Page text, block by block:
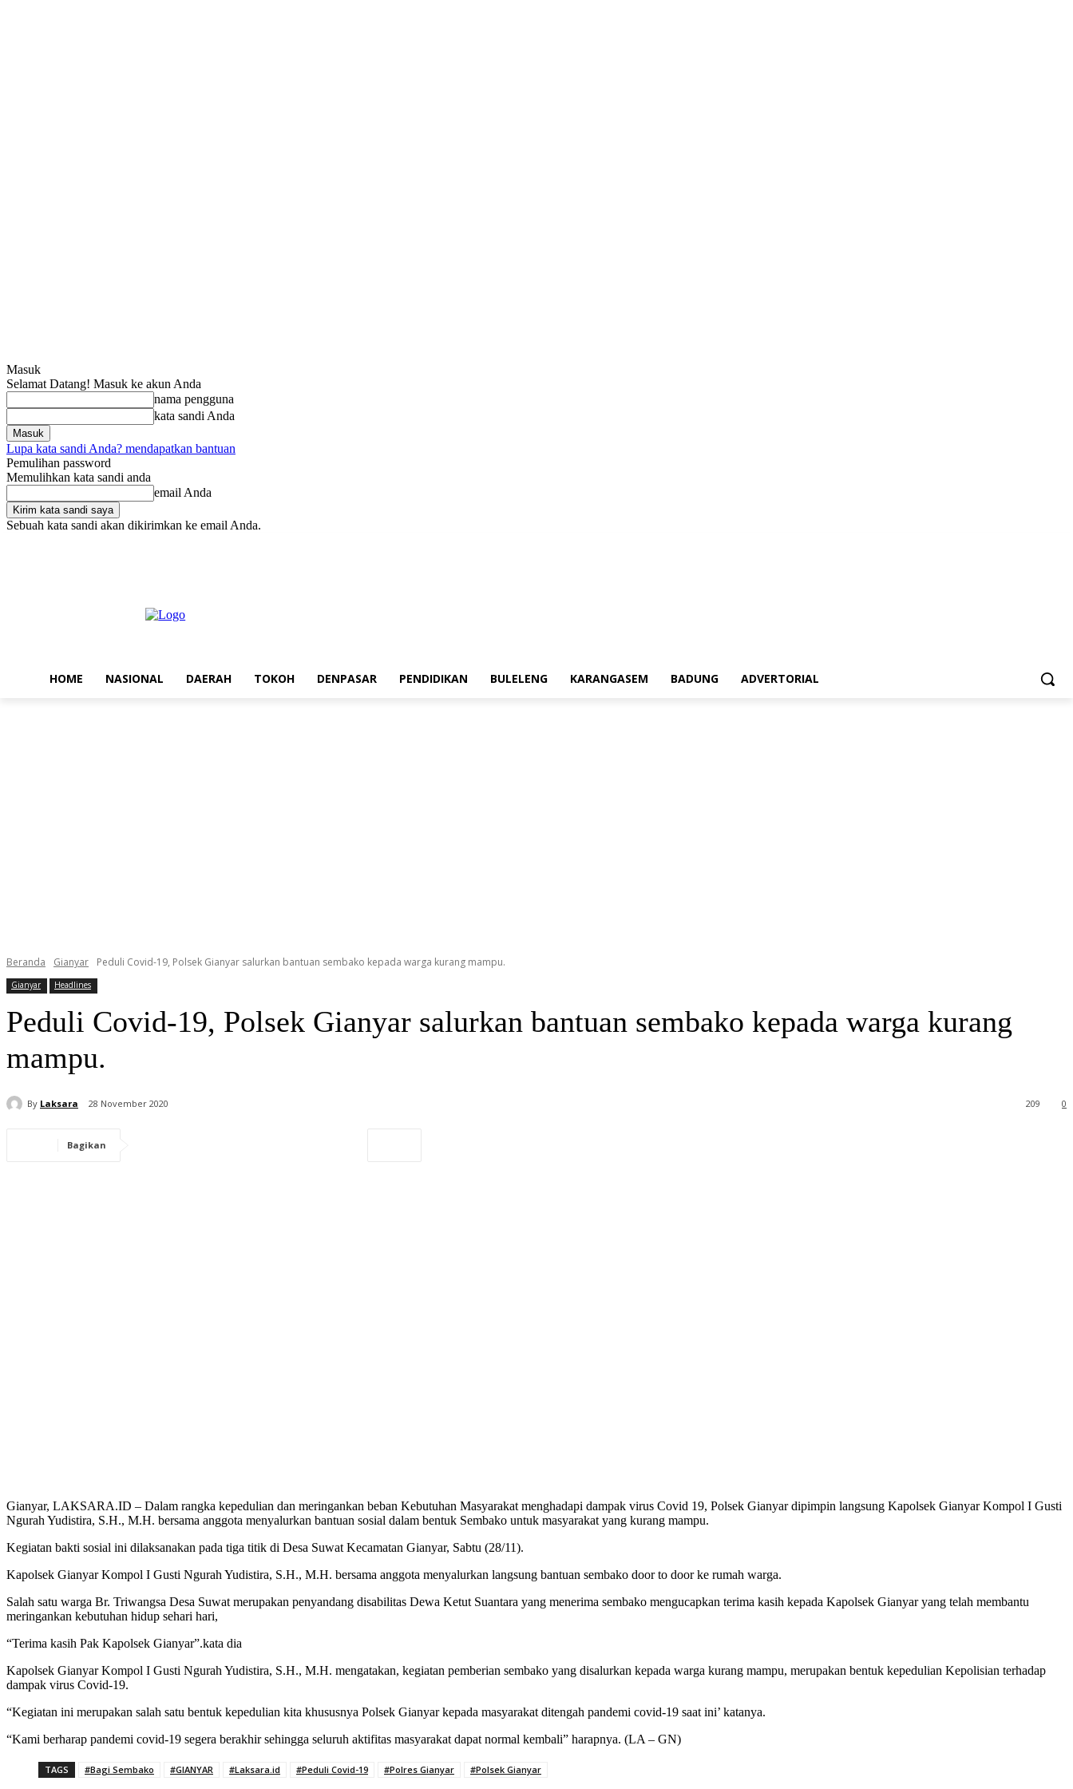
Masuk
Selamat Datang! Masuk ke akun Anda
nama pengguna
kata sandi Anda
Lupa kata sandi Anda? mendapatkan bantuan
Pemulihan password
Memulihkan kata sandi anda
email Anda
Sebuah kata sandi akan dikirimkan ke email Anda.
HOME NASIONAL DAERAH TOKOH DENPASAR PENDIDIKAN BULELENG KARANGASEM BADUNG ADVERTORIAL
Beranda Gianyar Peduli Covid-19, Polsek Gianyar salurkan bantuan sembako kepada warga kurang mampu.
Gianyar Headlines
Peduli Covid-19, Polsek Gianyar salurkan bantuan sembako kepada warga kurang
mampu.
By Laksara 28 November 2020 0
209
Bagikan
Gianyar, LAKSARA.ID – Dalam rangka kepedulian dan meringankan beban Kebutuhan Masyarakat menghadapi dampak virus Covid 19, Polsek Gianyar dipimpin langsung Kapolsek Gianyar Kompol I Gusti
Ngurah Yudistira, S.H., M.H. bersama anggota menyalurkan bantuan sosial dalam bentuk Sembako untuk masyarakat yang kurang mampu.
Kegiatan bakti sosial ini dilaksanakan pada tiga titik di Desa Suwat Kecamatan Gianyar, Sabtu (28/11).
Kapolsek Gianyar Kompol I Gusti Ngurah Yudistira, S.H., M.H. bersama anggota menyalurkan langsung bantuan sembako door to door ke rumah warga.
Salah satu warga Br. Triwangsa Desa Suwat merupakan penyandang disabilitas Dewa Ketut Suantara yang menerima sembako mengucapkan terima kasih kepada Kapolsek Gianyar yang telah membantu
meringankan kebutuhan hidup sehari hari,
“Terima kasih Pak Kapolsek Gianyar”.kata dia
Kapolsek Gianyar Kompol I Gusti Ngurah Yudistira, S.H., M.H. mengatakan, kegiatan pemberian sembako yang disalurkan kepada warga kurang mampu, merupakan bentuk kepedulian Kepolisian terhadap
dampak virus Covid-19.
“Kegiatan ini merupakan salah satu bentuk kepedulian kita khususnya Polsek Gianyar kepada masyarakat ditengah pandemi covid-19 saat ini’ katanya.
“Kami berharap pandemi covid-19 segera berakhir sehingga seluruh aktifitas masyarakat dapat normal kembali” harapnya. (LA – GN)
TAGS #Bagi Sembako #GIANYAR #Laksara.id #Peduli Covid-19 #Polres Gianyar #Polsek Gianyar